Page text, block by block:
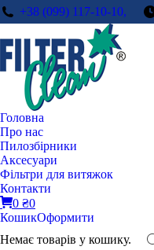
+38 (099) 117-10-10,
Головна
Про нас
Пилозбірники
Аксесуари
Фільтри для витяжок
Контакти
0 ₴0
КошикОформити
Немає товарів у кошику.